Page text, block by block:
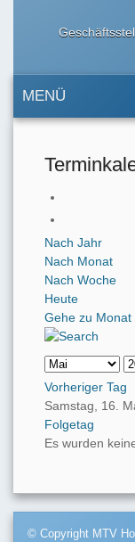
MENÜ
Nach Jahr
Nach Monat
Nach Woche
Heute
Gehe zu Monat
Vorheriger Tag
Samstag, 16.
Folgetag
Es wurden
© Copyright MTV